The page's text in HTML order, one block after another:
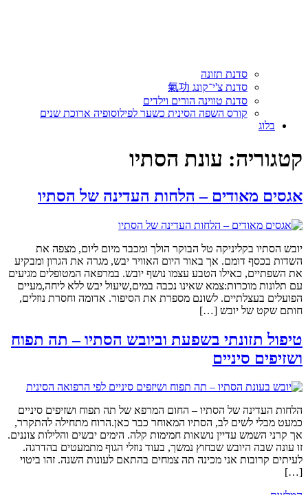
סדנת תזונה
סדנת צ'י־קונג 氣功
סדנת טווינה הורים וילדים
קורס השפה הסינית כשער לפילוסופיה ארוכת שנים
בלוג
קטגוריה: עונת הסתיו
אגסים מאודים – הלחות העדינה של הסתיו
יובש הסתיו בקליניקה טל הבוקר הולך ומכבד מיום ליום, מצפה את
השדות בכסף דומם. אך באור היום האוויר יבש, מגרה את הגרון ומבקיע
את השפתיים, כאילו הטבע עצמו נושף יובש. במרפאה המטופלים מגיעים
עם תלונות מוכרות:צמא שאינו נכבה במים,שיעול יבש ללא ליחה,מעיים
הפועלים בעצלתיים. לשונם מספרת את הסיפור. אדומה וחסרת נוזלים,
חותם שקט של יובש […]
טיפול תזונתי בשפעת וביובש הסתיו – תה תפוח
ושזיפים סיניים
הלחות העדינה של הסתיו – החום המרפא של תה תפוח ושזיפים סיניים
כמעט מבלי לשים לב, הסתיו המאוחר כבר כאן.הרוח מתחילה להתקרר,
אך קרני השמש עדיין נושאות חמימות קלה. הימים יבשים והלילות צוננים.
זו עונה שבה היובש שבחוץ נמשך, בעוד נוזלי הגוף מתמעטים בהדרגה.
לעיתים קרובות אני מכינה תה צמחים בהתאם לעונות השנה. זהו ביטוי
[…]